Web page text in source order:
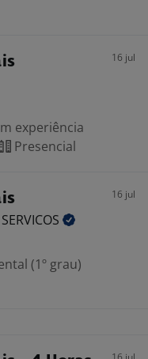
16 jul
experiência
Presencial
16 jul
SERVICOS
(1º grau)